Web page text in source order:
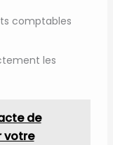
comptables
les
de
votre